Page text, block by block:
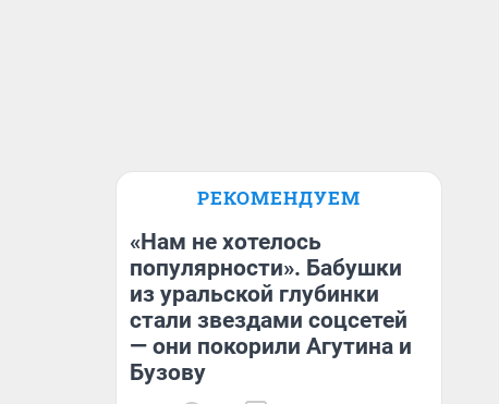
РЕКОМЕНДУЕМ
«Нам не хотелось
популярности». Бабушки
из уральской глубинки
стали звездами соцсетей
— они покорили Агутина и
Бузову